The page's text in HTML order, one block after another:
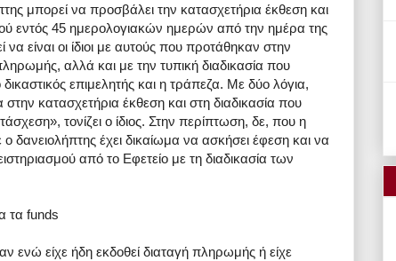
μπορεί να προσβάλει την κατασχετήρια έκθεση και
εντός 45 ημερολογιακών ημερών από την ημέρα της
είναι οι ίδιοι με αυτούς που προτάθηκαν στην
αλλά και με την τυπική διαδικασία που
επιμελητής και η τράπεζα. Με δύο λόγια,
κατασχετήρια έκθεση και στη διαδικασία που
τονίζει ο ίδιος. Στην περίπτωση, δε, που η
ο δανειολήπτης έχει δικαίωμα να ασκήσει έφεση και να
από το Εφετείο με τη διαδικασία των
τα funds
ενώ είχε ήδη εκδοθεί διαταγή πληρωμής ή είχε